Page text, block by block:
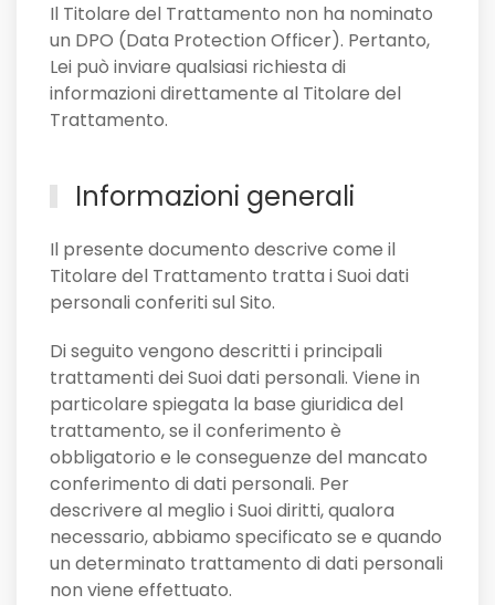
Il Titolare del Trattamento non ha nominato
un DPO (Data Protection Officer). Pertanto,
Lei può inviare qualsiasi richiesta di
informazioni direttamente al Titolare del
Trattamento.
Informazioni generali
Il presente documento descrive come il
Titolare del Trattamento tratta i Suoi dati
personali conferiti sul Sito.
Di seguito vengono descritti i principali
trattamenti dei Suoi dati personali. Viene in
particolare spiegata la base giuridica del
trattamento, se il conferimento è
obbligatorio e le conseguenze del mancato
conferimento di dati personali. Per
descrivere al meglio i Suoi diritti, qualora
necessario, abbiamo specificato se e quando
un determinato trattamento di dati personali
non viene effettuato.